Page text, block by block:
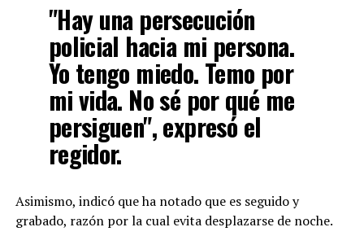
"Hay una persecución
policial hacia mi persona.
Yo tengo miedo. Temo por
mi vida. No sé por qué me
persiguen", expresó el
regidor.
Asimismo, indicó que ha notado que es seguido y
grabado, razón por la cual evita desplazarse de noche.